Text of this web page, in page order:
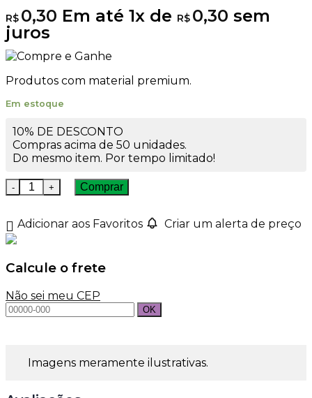
R$ 0,30 Em até 1x de R$ 0,30 sem
juros
Produtos com material premium.
Em estoque
10% DE DESCONTO
Compras acima de 50 unidades.
Do mesmo item. Por tempo limitado!
Tampa Alumínio 20/410 Azul Bebê quantidade
Comprar
Adicionar aos Favoritos Criar um alerta de preço
Calcule o frete
Não sei meu CEP
Imagens meramente ilustrativas.